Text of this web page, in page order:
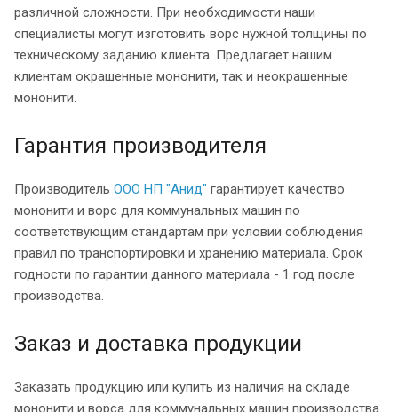
различной сложности. При необходимости наши
специалисты могут изготовить ворс нужной толщины по
техническому заданию клиента. Предлагает нашим
клиентам окрашенные мононити, так и неокрашенные
мононити.
Гарантия производителя
Производитель ООО НП "Анид" гарантирует качество
мононити и ворс для коммунальных машин по
соответствующим стандартам при условии соблюдения
правил по транспортировки и хранению материала. Срок
годности по гарантии данного материала - 1 год после
производства.
Заказ и доставка продукции
Заказать продукцию или купить из наличия на складе
мононити и ворса для коммунальных машин производства